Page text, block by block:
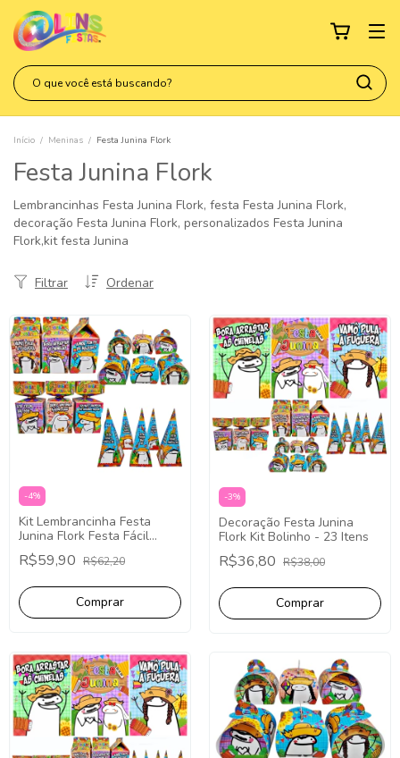
Início / Meninas / Festa Junina Flork
Festa Junina Flork
Lembrancinhas Festa Junina Flork, festa Festa Junina Flork,
decoração Festa Junina Flork, personalizados Festa Junina
Flork,kit festa Junina
Ordenar
Filtrar
-4%
Kit Lembrancinha Festa
Junina Flork Festa Fácil
Papelaria 40 Caixinhas
R$59,90 R$62,20
-3%
Decoração Festa Junina
Flork Kit Bolinho - 23 Itens
R$36,80 R$38,00